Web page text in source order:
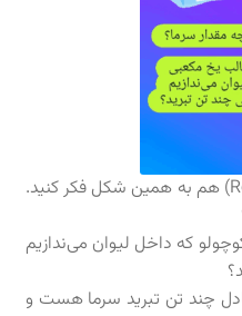
درباره تن تبرید (Refrigeration Ton) هم به همین شکل فکر کنید.
كه داخل ليوان مى‌ندازيم
چند تن تبرید سرما هست و